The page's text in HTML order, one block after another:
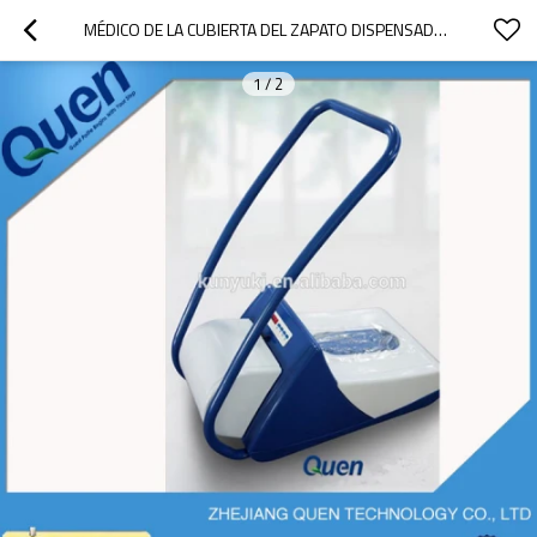
MÉDICO DE LA CUBIERTA DEL ZAPATO DISPENSADOR
1/2